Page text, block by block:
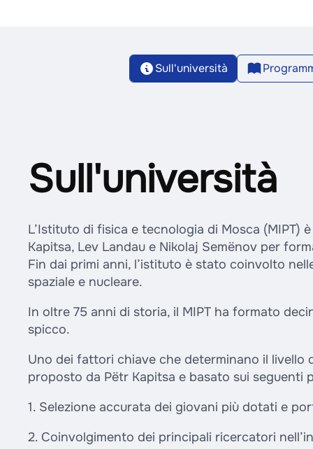
Sull'università
Sull'università
L’Istituto di fisica e tecnologia di Mosca (MIPT)
Kapitsa, Lev Landau e Nikolaj Semënov per
Fin dai primi anni, l’istituto è stato coinvolto
spaziale e nucleare.
In oltre 75 anni di storia, il MIPT ha formato
spicco.
Uno dei fattori chiave che determinano il livello
proposto da Pëtr Kapitsa e basato sui seguenti
1. Selezione accurata dei giovani più dotati e
2. Coinvolgimento dei principali ricercatori